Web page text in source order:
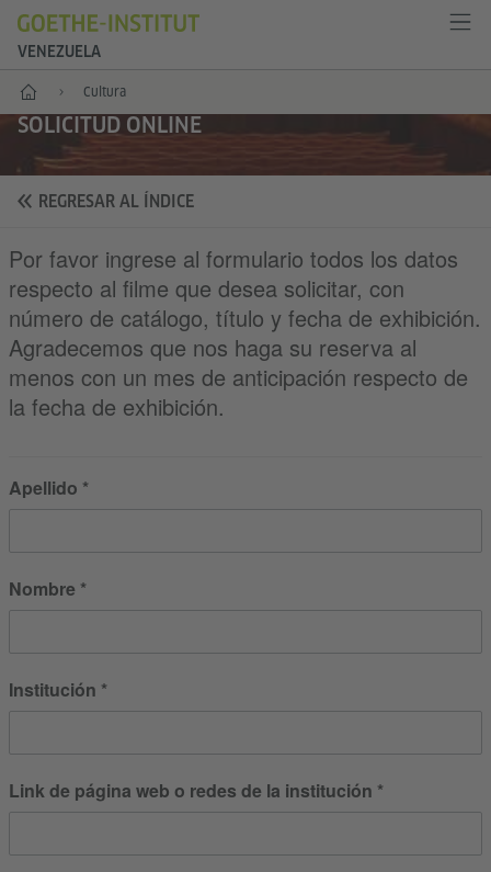
VENEZUELA
Inicio Cultura
SOLICITUD ONLINE
REGRESAR AL ÍNDICE
Por favor ingrese al formulario todos los datos
respecto al filme que desea solicitar, con
número de catálogo, título y fecha de exhibición.
Agradecemos que nos haga su reserva al
menos con un mes de anticipación respecto de
la fecha de exhibición.
Apellido
Nombre
Institución
Link de página web o redes de la institución